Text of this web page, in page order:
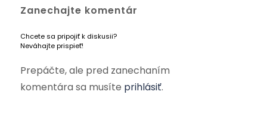
Zanechajte komentár
Chcete sa pripojiť k diskusii?
Neváhajte prispieť!
Prepáčte, ale pred zanechaním
komentára sa musíte prihlásiť.